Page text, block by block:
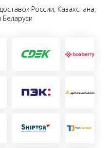
России, Казахстана,